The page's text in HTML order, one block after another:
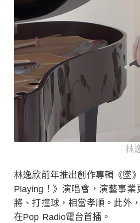
林
林逸欣前年推出創作專輯《墜
Playing！》演唱會，演藝事
將、打撞球，相當孝順。此外
在Pop Radio電台首播。